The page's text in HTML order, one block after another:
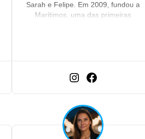
Sarah e Felipe. Em 2009, fundou a
Maritimos, uma das primeiras
embarcou em mais de 140 navios.